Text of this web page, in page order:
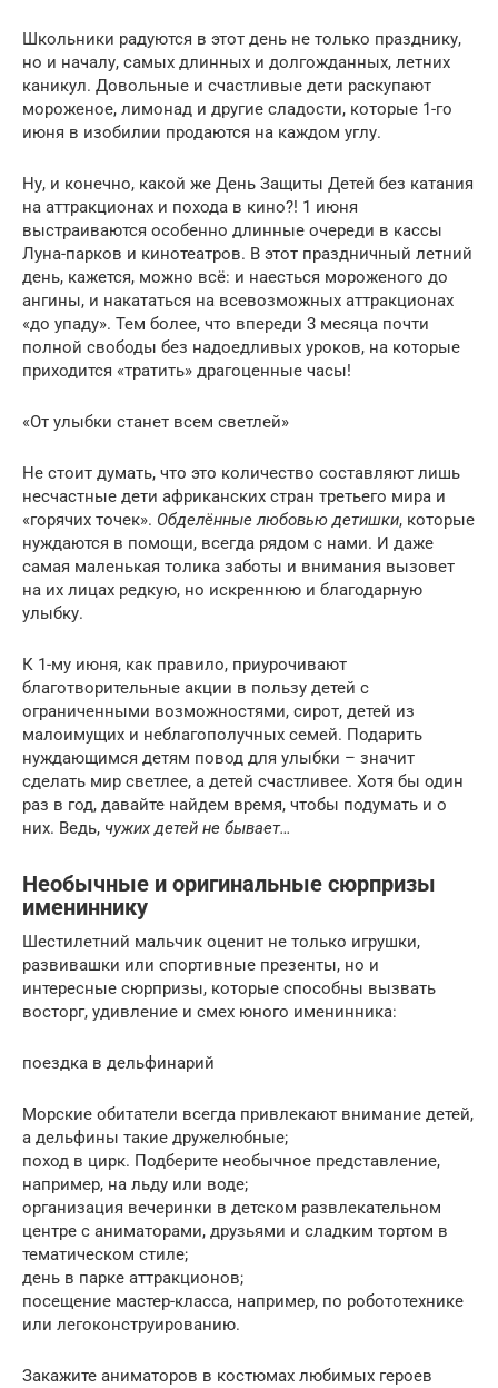
Школьники радуются в этот день не только празднику,
но и началу, самых длинных и долгожданных, летних
каникул. Довольные и счастливые дети раскупают
мороженое, лимонад и другие сладости, которые 1-го
июня в изобилии продаются на каждом углу.
Ну, и конечно, какой же День Защиты Детей без катания
на аттракционах и похода в кино?! 1 июня
выстраиваются особенно длинные очереди в кассы
Луна-парков и кинотеатров. В этот праздничный летний
день, кажется, можно всё: и наесться мороженого до
ангины, и накататься на всевозможных аттракционах
«до упаду». Тем более, что впереди 3 месяца почти
полной свободы без надоедливых уроков, на которые
приходится «тратить» драгоценные часы!
«От улыбки станет всем светлей»
Не стоит думать, что это количество составляют лишь
несчастные дети африканских стран третьего мира и
«горячих точек». Обделённые любовью детишки, которые
нуждаются в помощи, всегда рядом с нами. И даже
самая маленькая толика заботы и внимания вызовет
на их лицах редкую, но искреннюю и благодарную
улыбку.
К 1-му июня, как правило, приурочивают
благотворительные акции в пользу детей с
ограниченными возможностями, сирот, детей из
малоимущих и неблагополучных семей. Подарить
нуждающимся детям повод для улыбки – значит
сделать мир светлее, а детей счастливее. Хотя бы один
раз в год, давайте найдем время, чтобы подумать и о
них. Ведь, чужих детей не бывает…
Необычные и оригинальные сюрпризы
имениннику
Шестилетний мальчик оценит не только игрушки,
развивашки или спортивные презенты, но и
интересные сюрпризы, которые способны вызвать
восторг, удивление и смех юного именинника:
поездка в дельфинарий
Морские обитатели всегда привлекают внимание детей,
а дельфины такие дружелюбные;
поход в цирк. Подберите необычное представление,
например, на льду или воде;
организация вечеринки в детском развлекательном
центре с аниматорами, друзьями и сладким тортом в
тематическом стиле;
день в парке аттракционов;
посещение мастер-класса, например, по робототехнике
или легоконструированию.
Закажите аниматоров в костюмах любимых героев